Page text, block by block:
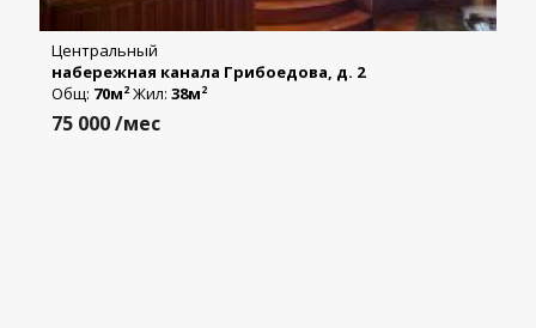
Центральный
набережная канала Грибоедова, д. 2
Общ: 70м2 Жил: 38м2
75 000/мес